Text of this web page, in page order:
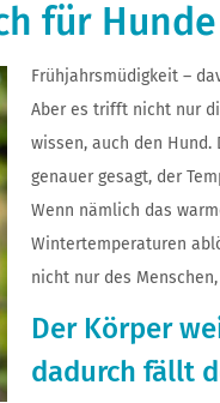
für Hunde
Frühjahrsmüdigkeit –
Aber es trifft nicht nur
wissen, auch den
genauer gesagt, der
Wenn nämlich das
Wintertemperaturen
nicht nur des
Der Körper
dadurch fällt